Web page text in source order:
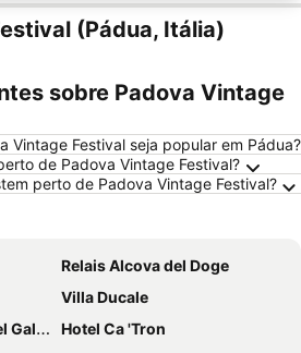
(Pádua, Itália)
sobre Padova Vintage
Vintage Festival seja popular em Pádua?
de Padova Vintage Festival?
perto de Padova Vintage Festival?
Relais Alcova del Doge
Villa Ducale
Hotel Ca 'Tron